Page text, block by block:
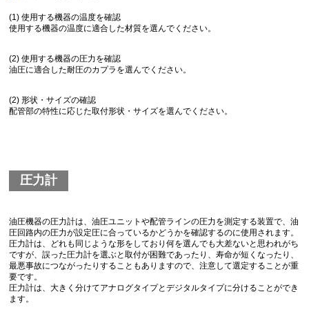
(1) 使用する機器の温度を確認
使用する機器の温度に適合した材質を選んでください。
(2) 使用する機器の圧力を確認
油圧に適合した耐圧のカプラを選んでください。
(2) 形状・サイズの確認
配管部の特性に応じた取付形状・サイズを選んでください。
圧力計
油圧機器の圧力計は、油圧ユニットや配管ラインの圧力を測定する装置で、油
圧回路内の圧力が設定圧に合っているかどうかを確認するのに使用されます。
圧力計は、どれも同じような形をしており何を選んでも大差ないと思われがち
ですが、誤った圧力計を選ぶと取付が困難であったり、寿命が短くなったり、
最悪事故につながったりすることもありますので、注意して選定することが重
要です。
圧力計は、大きく分けてアナログタイプとデジタルタイプに分けることができ
ます。